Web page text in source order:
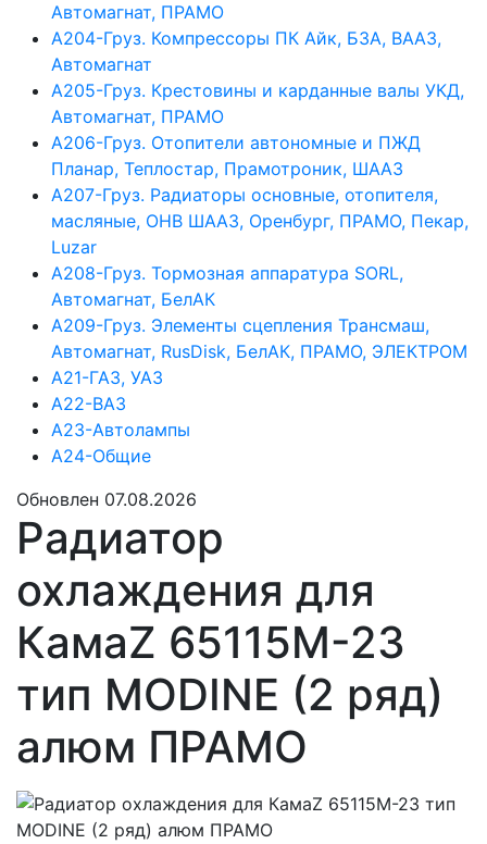
Автомагнат, ПРАМО
А204-Груз. Компрессоры ПК Айк, БЗА, ВААЗ,
Автомагнат
А205-Груз. Крестовины и карданные валы УКД,
Автомагнат, ПРАМО
А206-Груз. Отопители автономные и ПЖД
Планар, Теплостар, Прамотроник, ШААЗ
А207-Груз. Радиаторы основные, отопителя,
масляные, ОНВ ШААЗ, Оренбург, ПРАМО, Пекар,
Luzar
А208-Груз. Тормозная аппаратура SORL,
Автомагнат, БелАК
А209-Груз. Элементы сцепления Трансмаш,
Автомагнат, RusDisk, БелАК, ПРАМО, ЭЛЕКТРОМ
А21-ГАЗ, УАЗ
А22-ВАЗ
А23-Автолампы
А24-Общие
Обновлен 07.08.2026
Радиатор
охлаждения для
КамаZ 65115М-23
тип MODINE (2 ряд)
алюм ПРАМО